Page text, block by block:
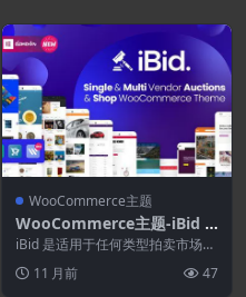
WooCommerce主题
WooCommerce主题-iBid 4.
8.0–多供应商拍卖WooCom
merce主题
iBid 是适用于任何类型拍卖市场的
不同的多供应商...
11 月前 47